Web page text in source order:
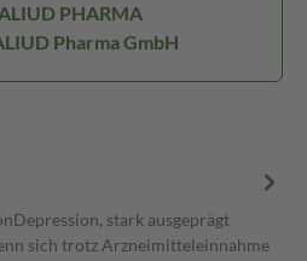
PHARMA
Pharma GmbH
stark ausgeprägt
sich trotz Arzneimitteleinnahme